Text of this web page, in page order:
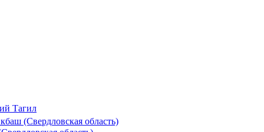
Тагил
(Свердловская область)